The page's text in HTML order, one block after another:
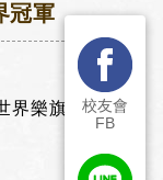
校友會
FB
冠軍
樂旗大賽預賽